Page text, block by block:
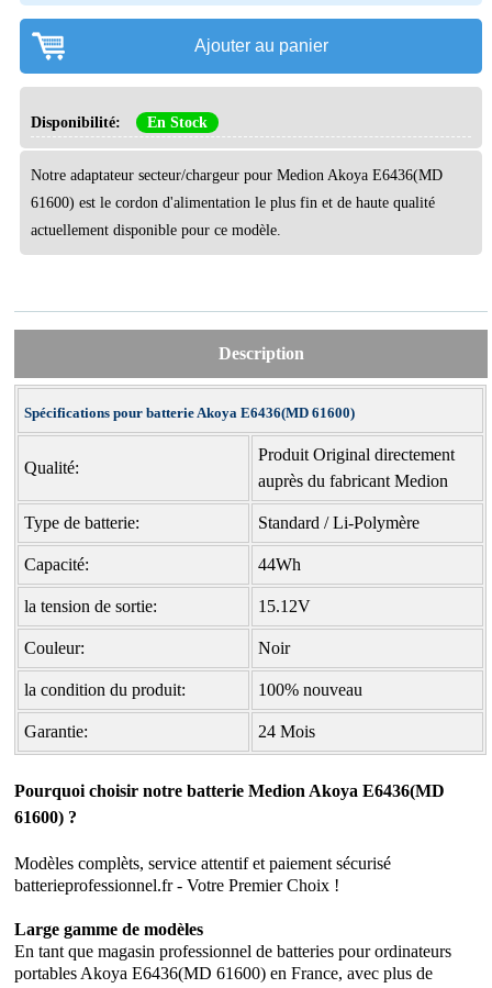
Ajouter au panier
Disponibilité: En Stock
Notre adaptateur secteur/chargeur pour Medion Akoya E6436(MD
61600) est le cordon d'alimentation le plus fin et de haute qualité
actuellement disponible pour ce modèle.
Description
Spécifications pour batterie Akoya E6436(MD 61600)
Qualité:
Produit Original directement
auprès du fabricant Medion
Type de batterie: Standard / Li-Polymère
Capacité: 44Wh
la tension de sortie: 15.12V
Couleur: Noir
la condition du produit: 100% nouveau
Garantie: 24 Mois
Pourquoi choisir notre batterie Medion Akoya E6436(MD
61600) ?
Modèles complèts, service attentif et paiement sécurisé
batterieprofessionnel.fr - Votre Premier Choix !
Large gamme de modèles
En tant que magasin professionnel de batteries pour ordinateurs
portables Akoya E6436(MD 61600) en France, avec plus de